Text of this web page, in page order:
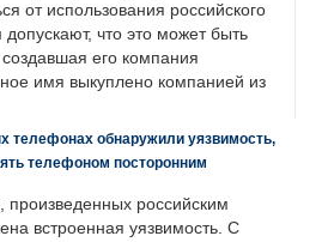
от использования российского
что это может быть
его компания
имя выкуплено компанией из
телефонах обнаружили уязвимость,
телефоном посторонним
произведенных российским
встроенная уязвимость. С